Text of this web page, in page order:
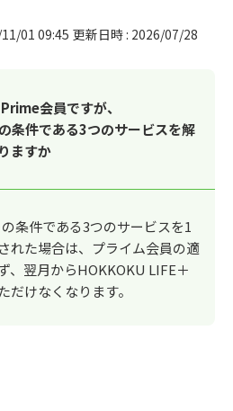
01 09:45 更新日時 : 2026/07/28
会員ですが、
条件である3つのサービスを解
ますか
条件である3つのサービスを1
れた場合は、プライム会員の適
、翌月からHOKKOKU LIFE＋
だけなくなります。